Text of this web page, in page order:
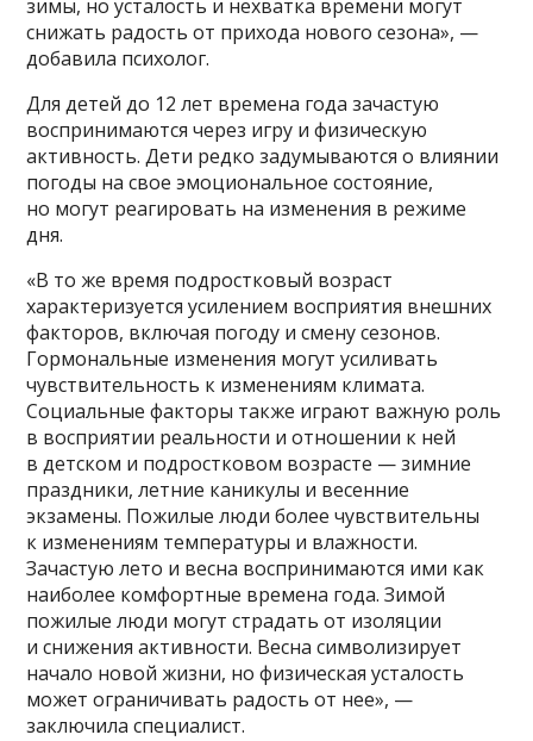
зимы, но усталость и нехватка времени могут
снижать радость от прихода нового сезона», —
добавила психолог.
Для детей до 12 лет времена года зачастую
воспринимаются через игру и физическую
активность. Дети редко задумываются о влиянии
погоды на свое эмоциональное состояние,
но могут реагировать на изменения в режиме
дня.
«В то же время подростковый возраст
характеризуется усилением восприятия внешних
факторов, включая погоду и смену сезонов.
Гормональные изменения могут усиливать
чувствительность к изменениям климата.
Социальные факторы также играют важную роль
в восприятии реальности и отношении к ней
в детском и подростковом возрасте — зимние
праздники, летние каникулы и весенние
экзамены. Пожилые люди более чувствительны
к изменениям температуры и влажности.
Зачастую лето и весна воспринимаются ими как
наиболее комфортные времена года. Зимой
пожилые люди могут страдать от изоляции
и снижения активности. Весна символизирует
начало новой жизни, но физическая усталость
может ограничивать радость от нее», —
заключила специалист.